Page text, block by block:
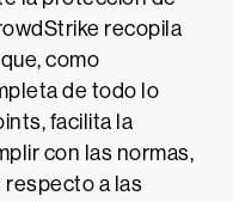
recopila
como
de todo lo
facilita la
con las normas,
respecto a las